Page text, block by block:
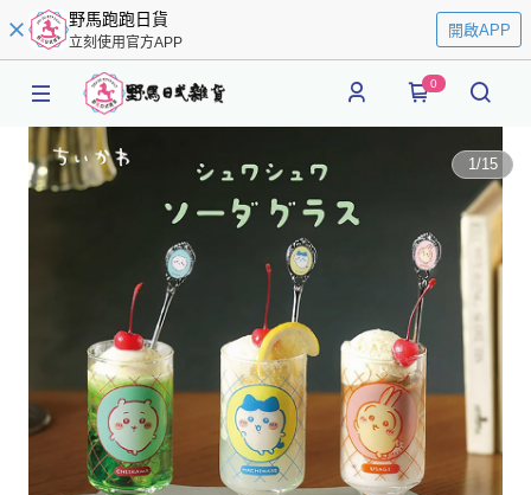
野馬跑跑日貨
立刻使用官方APP
開啟APP
0
1/15